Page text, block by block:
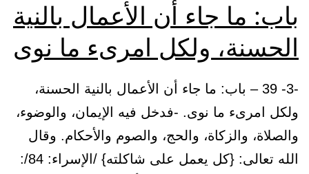
باب: ما جاء أن الأعمال بالنية
الحسنة، ولكل امرىء ما نوى
-3- 39 – باب: ما جاء أن الأعمال بالنية الحسنة،
ولكل امرىء ما نوى. -فدخل فيه الإيمان، والوضوء،
والصلاة، والزكاة، والحج، والصوم والأحكام. وقال
الله تعالى: {كل يعمل على شاكلته} /الإسراء: 84/: